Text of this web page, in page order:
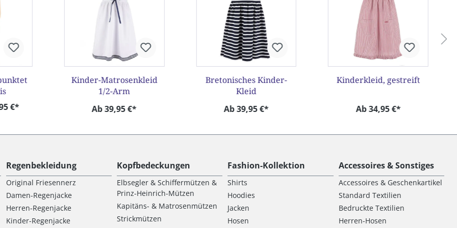
€*
Kinder-Matrosenkleid
1/2-Arm
Ab 39,95 €*
Bretonisches Kinder-
Kleid
Ab 39,95 €*
Kinderkleid, gestreift
Ab 34,95 €*
Regenbekleidung
Original Friesennerz
Damen-Regenjacke
Herren-Regenjacke
Kinder-Regenjacke
Kopfbedeckungen
Elbsegler & Schiffermützen &
Prinz-Heinrich-Mützen
Kapitäns- & Matrosenmützen
Strickmützen
Fashion-Kollektion
Shirts
Hoodies
Jacken
Hosen
Accessoires & Sonstiges
Accessoires & Geschenkartikel
Standard Textilien
Bedruckte Textilien
Herren-Hosen